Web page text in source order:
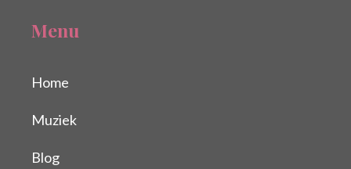
Menu
Home
Muziek
Blog